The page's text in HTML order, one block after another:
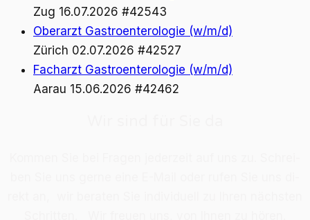
Zug 16.07.2026 #42543
Oberarzt Gastroenterologie (w/m/d)
Zürich 02.07.2026 #42527
Facharzt Gastroenterologie (w/m/d)
Aarau 15.06.2026 #42462